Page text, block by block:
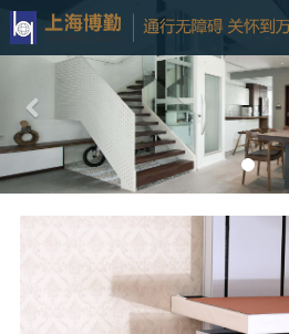
Previous